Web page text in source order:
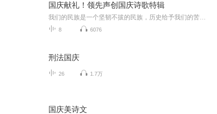
国庆献礼！领先声创国庆诗歌特辑
8 6076
刑法国庆
26 1.7万
国庆美诗文